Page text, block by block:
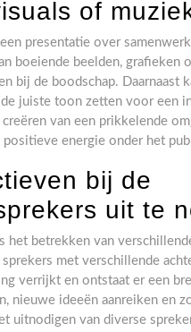
of
presentatie over
boeiende beelden, grafieken
bij de boodschap. Daarnaast
juiste toon zetten voor een
van een prikkelende
energie onder het
bij de
uit te
het betrekken van
met verschillende
verrijkt en ontstaat er een
nieuwe ideeën aanreiken en
uitnodigen van diverse